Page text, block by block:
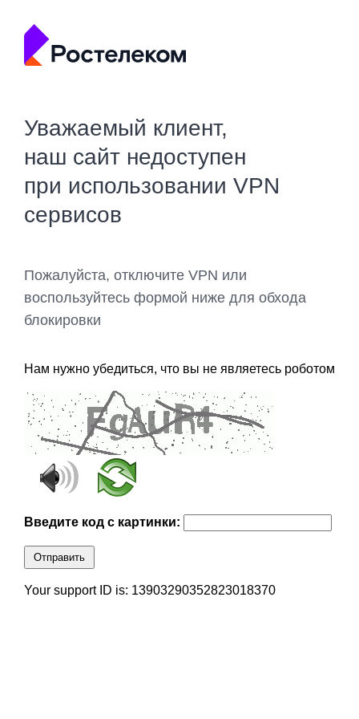
Уважаемый клиент,
наш сайт недоступен
при использовании VPN
сервисов
Пожалуйста, отключите VPN или
воспользуйтесь формой ниже для обхода
блокировки
Нам нужно убедиться, что вы не являетесь роботом
Введите код с картинки:
Отправить
Your support ID is: 13903290352823018370